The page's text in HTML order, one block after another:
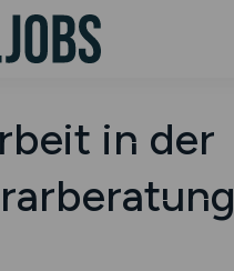
in der